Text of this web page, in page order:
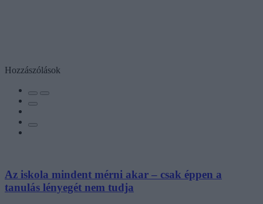
Hozzászólások
Az iskola mindent mérni akar – csak éppen a
tanulás lényegét nem tudja